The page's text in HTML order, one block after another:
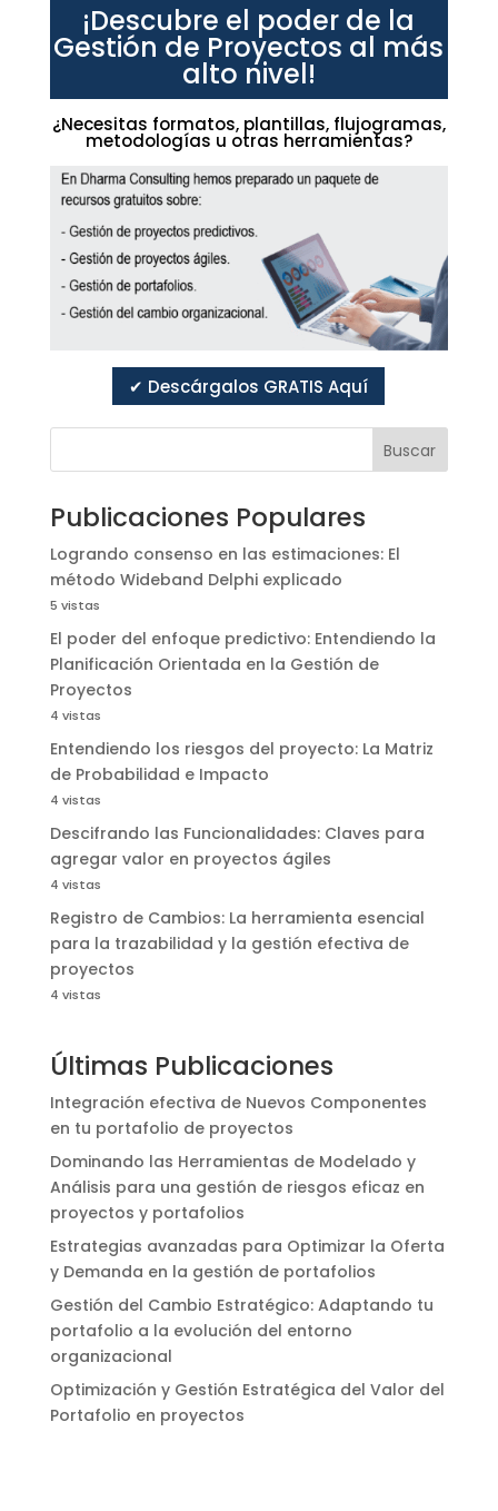
¡Descubre el poder de la
Gestión de Proyectos al más
alto nivel!
¿Necesitas formatos, plantillas, flujogramas,
metodologías u otras herramientas?
✔ Descárgalos GRATIS Aquí
Buscar
Publicaciones Populares
Logrando consenso en las estimaciones: El
método Wideband Delphi explicado
5 vistas
El poder del enfoque predictivo: Entendiendo la
Planificación Orientada en la Gestión de
Proyectos
4 vistas
Entendiendo los riesgos del proyecto: La Matriz
de Probabilidad e Impacto
4 vistas
Descifrando las Funcionalidades: Claves para
agregar valor en proyectos ágiles
4 vistas
Registro de Cambios: La herramienta esencial
para la trazabilidad y la gestión efectiva de
proyectos
4 vistas
Últimas Publicaciones
Integración efectiva de Nuevos Componentes
en tu portafolio de proyectos
Dominando las Herramientas de Modelado y
Análisis para una gestión de riesgos eficaz en
proyectos y portafolios
Estrategias avanzadas para Optimizar la Oferta
y Demanda en la gestión de portafolios
Gestión del Cambio Estratégico: Adaptando tu
portafolio a la evolución del entorno
organizacional
Optimización y Gestión Estratégica del Valor del
Portafolio en proyectos